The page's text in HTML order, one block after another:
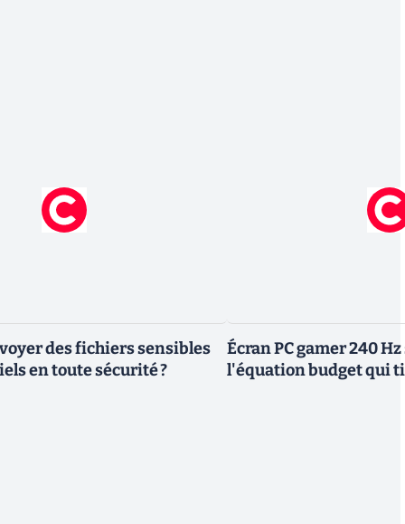
des fichiers sensibles
en toute sécurité ?
Écran PC gamer 240
l'équation budget qui